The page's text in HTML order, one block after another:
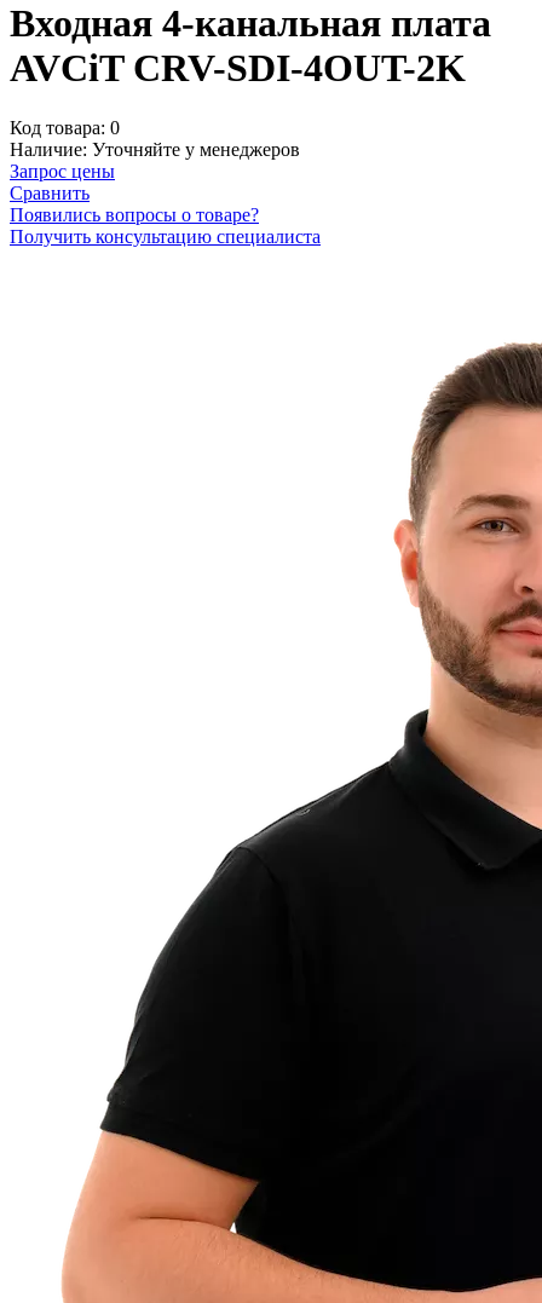
Входная 4-канальная плата
AVCiT CRV-SDI-4OUT-2K
Код товара: 0
Наличие: Уточняйте у менеджеров
Запрос цены
Сравнить
Появились вопросы о товаре?
Получить консультацию специалиста